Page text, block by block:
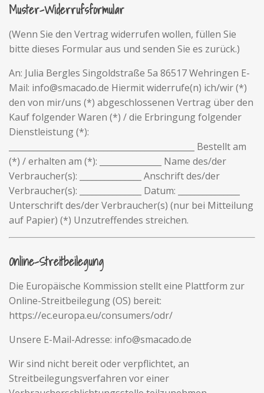
Muster-Widerrufsformular
(Wenn Sie den Vertrag widerrufen wollen, füllen Sie
bitte dieses Formular aus und senden Sie es zurück.)
An: Julia Bergles Singoldstraße 5a 86517 Wehringen E-
Mail: info@smacado.de Hiermit widerrufe(n) ich/wir (*)
den von mir/uns (*) abgeschlossenen Vertrag über den
Kauf folgender Waren (*) / die Erbringung folgender
Dienstleistung (*):
_____________________________________________ Bestellt am
(*) / erhalten am (*): _______________ Name des/der
Verbraucher(s): _______________ Anschrift des/der
Verbraucher(s): _______________ Datum: _______________
Unterschrift des/der Verbraucher(s) (nur bei Mitteilung
auf Papier) (*) Unzutreffendes streichen.
Online-Streitbeilegung
Die Europäische Kommission stellt eine Plattform zur
Online-Streitbeilegung (OS) bereit:
https://ec.europa.eu/consumers/odr/
Unsere E-Mail-Adresse: info@smacado.de
Wir sind nicht bereit oder verpflichtet, an
Streitbeilegungsverfahren vor einer